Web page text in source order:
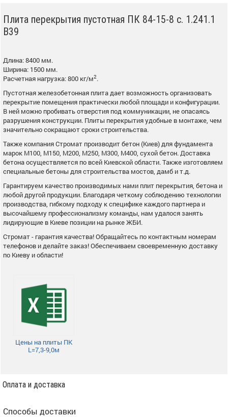
Плита перекрытия пустотная ПК 84-15-8 с. 1.241.1
В39
Длина: 8400 мм.
Ширина: 1500 мм.
Расчетная нагрузка: 800 кг/м2.
Пустотная железобетонная плита дает возможность организовать
перекрытие помещения практически любой площади и конфигурации.
В ней можно пробивать отверстия под коммуникации, не опасаясь
разрушения конструкции. Плиты перекрытия удобные в монтаже, чем
значительно сокращают сроки строительства.
Также компания Стромат производит бетон (Киев) для фундамента
марок М100, М150, М200, М250, М300, М400, сухой бетон. Доставка
бетона осуществляется по всей Киевской области. Также изготовляем
специальные бетоны для строительства мостов, дамб и т.д.
Гарантируем качество производимых нами плит перекрытия, бетона и
любой другой продукции. Благодаря четкому соблюдению технологии
производства, гибкому подходу к специфике каждого партнера и
высочайшему профессионализму команды, нам удалося занять
лидирующие в Киеве позиции на рынке ЖБИ.
Стромат - гарантия качества! Обращайтесь по контактным номерам
телефонов и делайте заказ! Обеспечиваем своевременную доставку
по Киеву и области!
Цены на плиты ПК
L=7,3-9,0м
Оплата и доставка
Способы доставки